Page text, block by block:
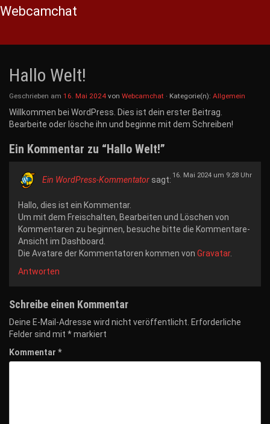
content
Webcamchat
Hallo Welt!
Geschrieben am 16. Mai 2024 von Webcamchat · Kategorie(n): Allgemein
Willkommen bei WordPress. Dies ist dein erster Beitrag.
Bearbeite oder lösche ihn und beginne mit dem Schreiben!
Ein Kommentar zu “Hallo Welt!”
Ein WordPress-Kommentator sagt: 16. Mai 2024 um 9:28 Uhr
Hallo, dies ist ein Kommentar.
Um mit dem Freischalten, Bearbeiten und Löschen von
Kommentaren zu beginnen, besuche bitte die Kommentare-
Ansicht im Dashboard.
Die Avatare der Kommentatoren kommen von Gravatar.
Antworten
Schreibe einen Kommentar
Deine E-Mail-Adresse wird nicht veröffentlicht. Erforderliche
Felder sind mit *markiert
Kommentar *